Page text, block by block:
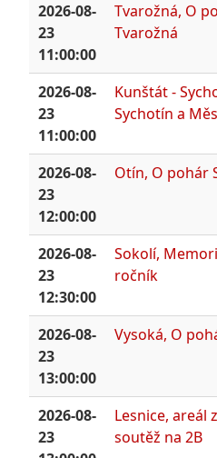
2026-08-
23
11:00:00
Tvarožná, O
Tvarožná
2026-08-
23
11:00:00
Kunštát -
Sychotín a
2026-08-
23
12:00:00
Otín, O pohár
2026-08-
23
12:30:00
Sokolí,
ročník
2026-08-
23
13:00:00
Vysoká, O
2026-08-
23
Lesnice, areál
soutěž na 2B